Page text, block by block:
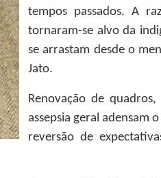
tempos passados. A
tornaram-se alvo da
se arrastam desde o
Jato.
Renovação de
assepsia geral adensam
reversão de